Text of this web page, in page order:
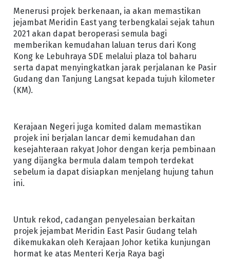
Menerusi projek berkenaan, ia akan memastikan
jejambat Meridin East yang terbengkalai sejak tahun
2021 akan dapat beroperasi semula bagi
memberikan kemudahan laluan terus dari Kong
Kong ke Lebuhraya SDE melalui plaza tol baharu
serta dapat menyingkatkan jarak perjalanan ke Pasir
Gudang dan Tanjung Langsat kepada tujuh kilometer
(KM).
Kerajaan Negeri juga komited dalam memastikan
projek ini berjalan lancar demi kemudahan dan
kesejahteraan rakyat Johor dengan kerja pembinaan
yang dijangka bermula dalam tempoh terdekat
sebelum ia dapat disiapkan menjelang hujung tahun
ini.
Untuk rekod, cadangan penyelesaian berkaitan
projek jejambat Meridin East Pasir Gudang telah
dikemukakan oleh Kerajaan Johor ketika kunjungan
hormat ke atas Menteri Kerja Raya bagi